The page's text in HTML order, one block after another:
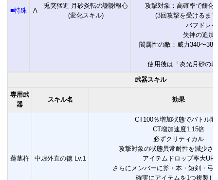
■特殊 A
兎突猛進 月砂炎転の謝謝報心
(変化スキル)
攻撃対象：高確率で餅化
(3回攻撃を受けるま
バフドレ
失神の追加
闇属性の敵：威力340〜
使用後は「炎光月砂の
武器スキル
専用武
器
スキル名 効果
蓮茎杵 中虚外直の徳 Lv.1
CT100％増加状態でバトル開
CT増加速度1.15倍
必ずクリティカル
攻撃対象の状態異常耐性を減少さ
アイテムドロップ率大UP
さらにメンバーに斧・本・短剣・弓
確実にアイテムを1つ複製し